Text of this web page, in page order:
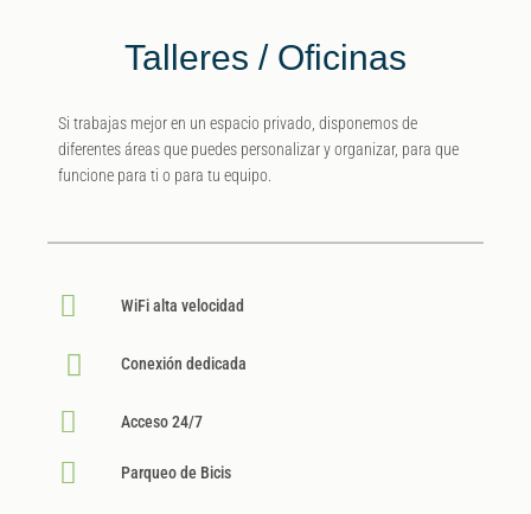
Talleres / Oficinas
Si trabajas mejor en un espacio privado, disponemos de
diferentes áreas que puedes personalizar y organizar, para que
funcione para ti o para tu equipo.
WiFi alta velocidad
Conexión dedicada
Acceso 24/7
Parqueo de Bicis